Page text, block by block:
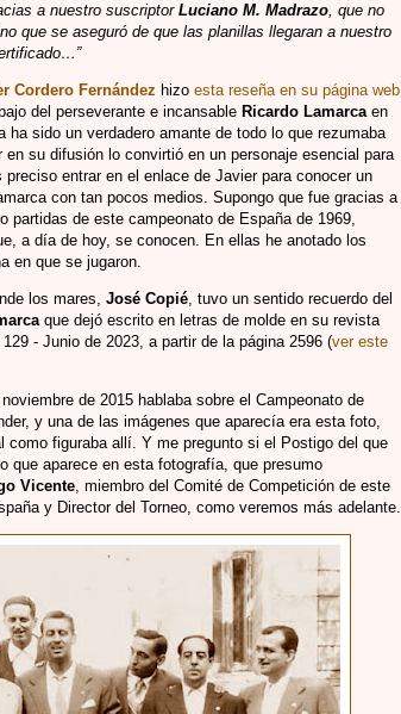
a nuestro suscriptorLuciano M. Madrazo, que no
que se aseguró de que las planillas llegaran a nuestro
Cordero Fernández hizo esta reseña en su página web
del perseverante e incansable Ricardo Lamarcaen
ha sido un verdadero amante de todo lo que rezumaba
su difusión lo convirtió en un personaje esencial para
entrar en el enlace de Javier para conocer un
con tan pocos medios. Supongo que fue gracias a
partidas de este campeonato de España de 1969,
a día de hoy, se conocen. En ellas he anotado los
en que se jugaron.
los mares, José Copié, tuvo un sentido recuerdo del
que dejó escrito en letras de molde en su revista
129 - Junio de 2023, a partir de la página 2596 (ver este
de 2015 hablaba sobre el Campeonato de
y una de las imágenes que aparecía era esta foto,
como figuraba allí. Y me pregunto si el Postigo del que
que aparece en esta fotografía, que presumo
Vicente, miembro del Comité de Competición de este
y Director del Torneo, como veremos más adelante.